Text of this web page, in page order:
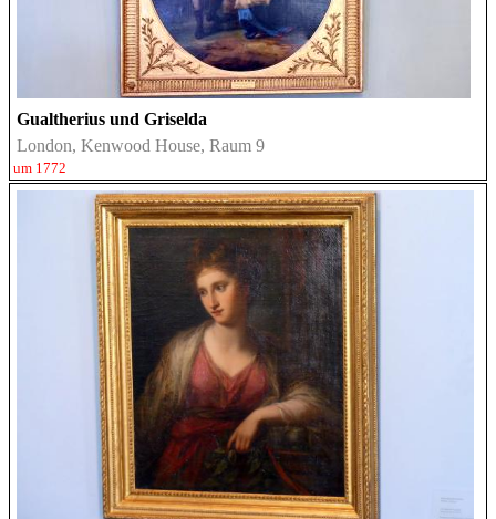
Gualtherius und Griselda
London, Kenwood House, Raum 9
um 1772